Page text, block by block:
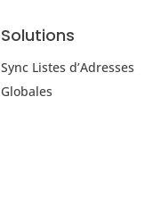
Solutions
Sync Listes d’Adresses
Globales